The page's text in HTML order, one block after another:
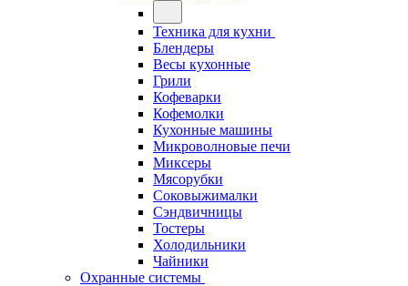
Техника для кухни
Блендеры
Весы кухонные
Грили
Кофеварки
Кофемолки
Кухонные машины
Микроволновые печи
Миксеры
Мясорубки
Соковыжималки
Сэндвичницы
Тостеры
Холодильники
Чайники
Охранные системы